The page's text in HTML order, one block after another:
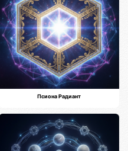
Псиона Радиант